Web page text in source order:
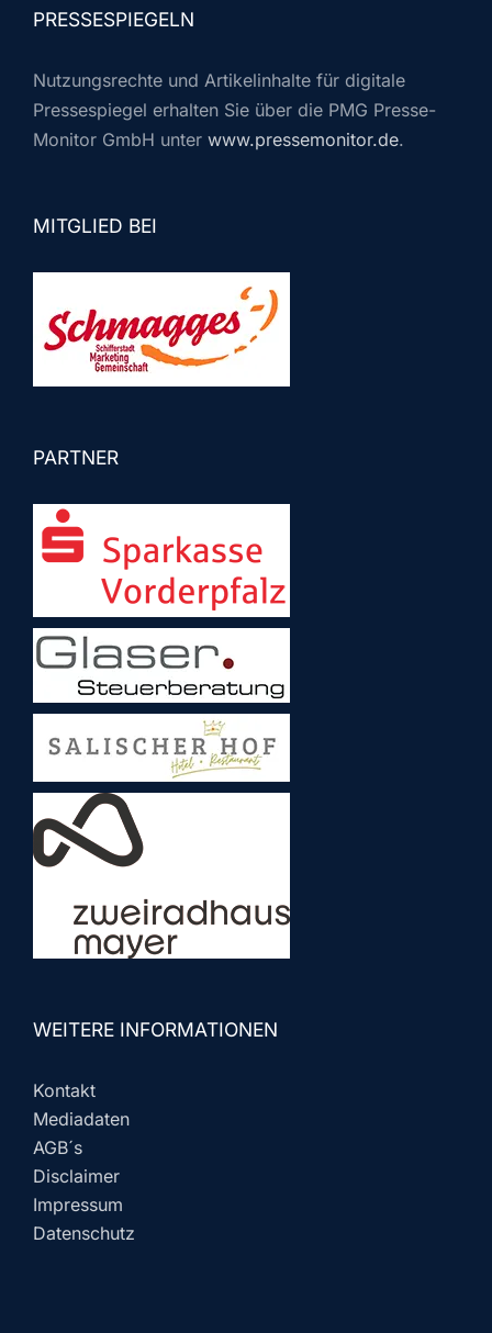
PRESSESPIEGELN
Nutzungsrechte und Artikelinhalte für digitale
Pressespiegel erhalten Sie über die PMG Presse-
Monitor GmbH unter www.pressemonitor.de.
MITGLIED BEI
PARTNER
WEITERE INFORMATIONEN
Kontakt
Mediadaten
AGB´s
Disclaimer
Impressum
Datenschutz